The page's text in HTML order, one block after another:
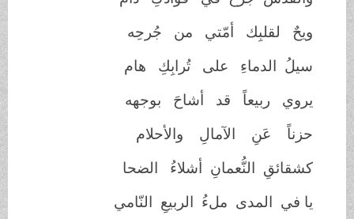
ويحٌ لقلبِك أمّتي من جُرحِه
سيلُ الدماءِ على تُرابِكِ هام
يروي ربيعاً قد أشاحَ بوجهه
حزناً عَنِ الآمالِ والأحلام
كشقائقِ النُّعمانِ أشلاءُ الضحا
يا في المدى ملءُ الربيعِ النّامي